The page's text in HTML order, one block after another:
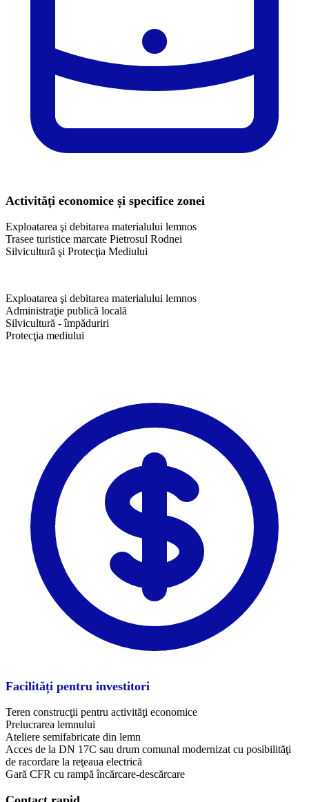
Activități economice și specifice zonei
Exploatarea şi debitarea materialului lemnos
Trasee turistice marcate Pietrosul Rodnei
Silvicultură şi Protecţia Mediului
Exploatarea şi debitarea materialului lemnos
Administraţie publică locală
Silvicultură - împăduriri
Protecţia mediului
Facilități pentru investitori
Teren construcţii pentru activităţi economice
Prelucrarea lemnului
Ateliere semifabricate din lemn
Acces de la DN 17C sau drum comunal modernizat cu posibilităţi
de racordare la reţeaua electrică
Gară CFR cu rampă încărcare-descărcare